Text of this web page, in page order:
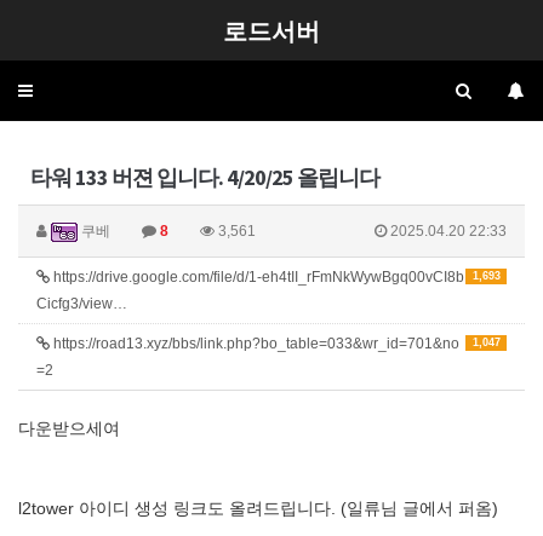
로드서버
Toggle
타워 133 버젼 입니다. 4/20/25 올립니다
쿠베 8 3,561 2025.04.20 22:33
1,693
https://drive.google.com/file/d/1-eh4tII_rFmNkWywBgq00vCI8b
Cicfg3/view…
1,047
https://road13.xyz/bbs/link.php?bo_table=033&wr_id=701&no
=2
다운받으세여
l2tower 아이디 생성 링크도 올려드립니다. (일류님 글에서 퍼옴)